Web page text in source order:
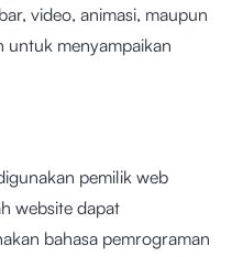
video, animasi, maupun
untuk menyampaikan
pemilik web
website dapat
bahasa pemrograman